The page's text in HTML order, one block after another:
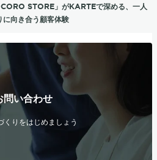
STORE」がKARTEで深める、一人
に向き合う顧客体験
い合わせ
くりをはじめましょう